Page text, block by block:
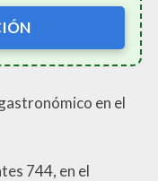
en el
744, en el